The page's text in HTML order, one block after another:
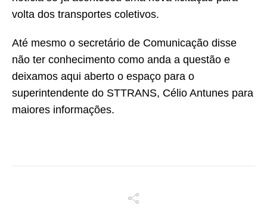
volta dos transportes coletivos.
Até mesmo o secretário de Comunicação disse
não ter conhecimento como anda a questão e
deixamos aqui aberto o espaço para o
superintendente do STTRANS, Célio Antunes para
maiores informações.